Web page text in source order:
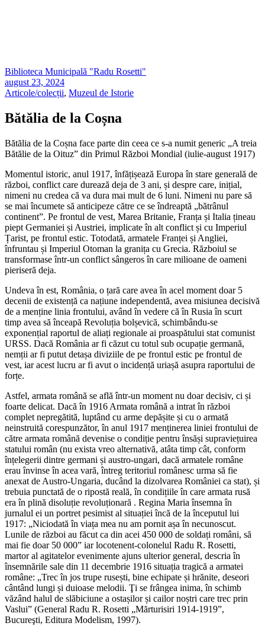
Biblioteca Municipală "Radu Rosetti"
august 23, 2024
Articole/colecții, Muzeul de Istorie
Bătălia de la Coșna
Bătălia de la Coșna face parte din ceea ce s-a numit generic „A treia
Bătălie de la Oituz” din Primul Război Mondial (iulie-august 1917)
Momentul istoric, anul 1917, înfățișează Europa în stare generală de
război, conflict care durează deja de 3 ani, și despre care, inițial,
nimeni nu credea că va dura mai mult de 6 luni. Nimeni nu pare să
se mai încumete să anticipeze către ce se îndreaptă „bătrânul
continent”. Pe frontul de vest, Marea Britanie, Franța și Italia țineau
piept Germaniei și Austriei, implicate în alt conflict și cu Imperiul
Țarist, pe frontul estic. Totodată, armatele Franței și Angliei,
înfruntau și Imperiul Otoman la granița cu Grecia. Războiul se
transformase într-un conflict sângeros în care milioane de oameni
pieriseră deja.
Undeva în est, România, o țară care avea în acel moment doar 5
decenii de existență ca națiune independentă, avea misiunea decisivă
de a menține linia frontului, având în vedere că în Rusia în scurt
timp avea să înceapă Revoluția bolșevică, schimbându-se
exponențial raportul de aliați regionale ai proaspătului stat comunist
URSS. Dacă România ar fi căzut cu totul sub ocupație germană,
nemții ar fi putut detașa diviziile de pe frontul estic pe frontul de
vest, iar acest lucru ar fi avut o incidență uriașă asupra raportului de
forțe.
Astfel, armata română se află într-un moment nu doar decisiv, ci și
foarte delicat. Dacă în 1916 Armata română a intrat în război
complet nepregătită, luptând cu arme depășite și cu o armată
neinstruită corespunzător, în anul 1917 menținerea liniei frontului de
către armata română devenise o condiție pentru însăși supraviețuirea
statului român (nu exista vreo alternativă, atâta timp cât, conform
înțelegerii dintre germani și austro-ungari, dacă armatele române
erau învinse în acea vară, întreg teritoriul românesc urma să fie
anexat de Austro-Ungaria, ducând la dizolvarea României ca stat), și
trebuia punctată de o ripostă reală, în condițiile în care armata rusă
era în plină disoluție revoluționară . Regina Maria însemna în
jurnalul ei un portret pesimist al situației încă de la începutul lui
1917: „Niciodată în viața mea nu am pornit așa în necunoscut.
Lunile de război au făcut ca din acei 450 000 de soldați români, să
mai fie doar 50 000” iar locotenent-colonelul Radu R. Rosetti,
martor al agitatelor evenimente ajuns ulterior general, descria în
însemnările sale din 11 decembrie 1916 situația tragică a armatei
române: „Trec în jos trupe rusești, bine echipate și hrănite, deseori
cântând lungi și duioase melodii. Ţi se frângea inima, în schimb
văzând halul de slăbiciune a ostașilor și cailor noștri care trec prin
Vaslui” (General Radu R. Rosetti „Mărturisiri 1914-1919”,
Bucureşti, Editura Modelism, 1997).